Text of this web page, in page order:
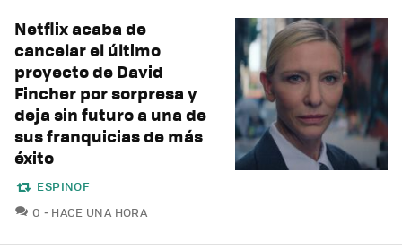
Netflix acaba de
cancelar el último
proyecto de David
Fincher por sorpresa y
deja sin futuro a una de
sus franquicias de más
éxito
ESPINOF
0 COMENTARIOS
HACE UNA HORA